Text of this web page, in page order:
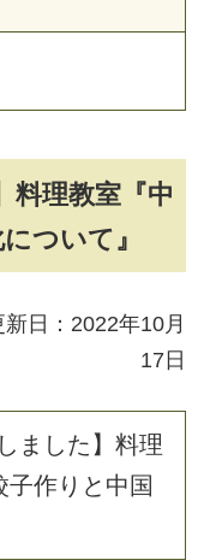
料理教室『中
ついて』
日：2022年10月
17日
し ま した 】 料理
子作り と 中 国